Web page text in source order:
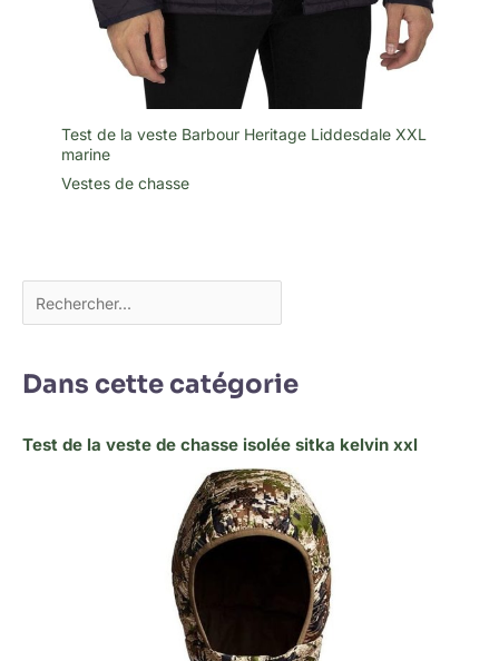
Test de la veste Barbour Heritage Liddesdale XXL
marine
Vestes de chasse
Dans cette catégorie
Test de la veste de chasse isolée sitka kelvin xxl